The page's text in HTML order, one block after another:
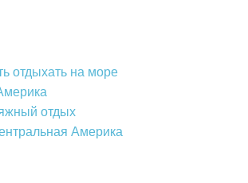
отдыхать на море
отдых
Америка